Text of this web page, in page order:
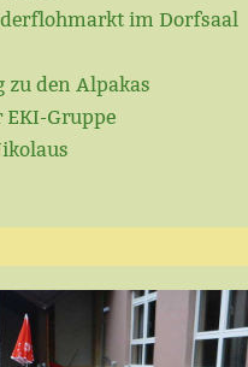
im Dorfsaal
zu den Alpakas
EKI-Gruppe